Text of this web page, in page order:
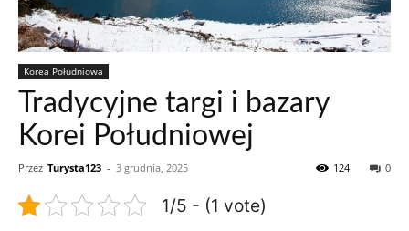
Korea Południowa
Tradycyjne targi i bazary
Korei Południowej
Przez Turysta123 - 3 grudnia, 2025 0
124
1/5 - (1 vote)